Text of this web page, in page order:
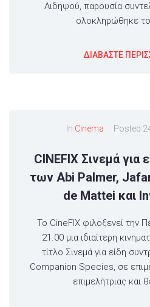
Αιδηψού, παρουσία
ολοκληρώθηκε
ΔΙΑΒΑΣΤΕ
In Cinema Posted
CINEFIX Σινεμά για
των Abi Palmer,
de Mattei και
Το CineFIX φιλοξενεί την
21.00 μια ιδιαίτερη
τίτλο Σινεμά για είδη
Companion Species, σε
επιμελήτριας και